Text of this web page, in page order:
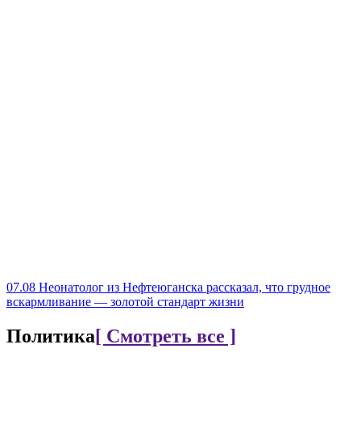
07.08 Неонатолог из Нефтеюганска рассказал, что грудное
вскармливание — золотой стандарт жизни
Политика[ Смотреть все ]